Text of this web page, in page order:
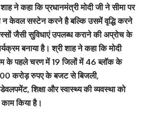
ने कहा कि प्रधानमंत्री मोदी जी ने सीमा पर
न केवल सस्टेन करने है बल्कि उसमें वृद्धि करने
जैसी सुविधाएं उपलब्ध कराने की अप्रोच के
बनाया है। श्री शाह ने कहा कि मोदी
के पहले चरण में 19 जिलों में 46 ब्लॉक के
करोड़ रुपए के बजट से बिजली,
शिक्षा और स्वास्थ्य की व्यवस्था को
किया है।